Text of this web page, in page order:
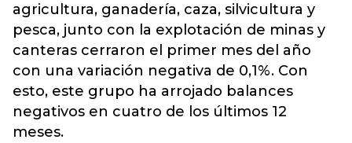
agricultura, ganadería, caza, silvicultura y
pesca, junto con la explotación de minas y
canteras cerraron el primer mes del año
con una variación negativa de 0,1%. Con
esto, este grupo ha arrojado balances
negativos en cuatro de los últimos 12
meses.